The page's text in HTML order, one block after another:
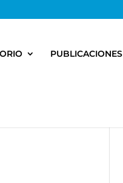
PUBLICACIONES